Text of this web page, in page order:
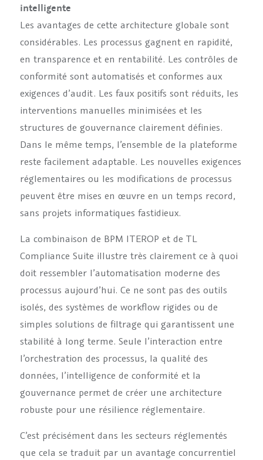
intelligente
Les avantages de cette architecture globale sont
considérables. Les processus gagnent en rapidité,
en transparence et en rentabilité. Les contrôles de
conformité sont automatisés et conformes aux
exigences d’audit. Les faux positifs sont réduits, les
interventions manuelles minimisées et les
structures de gouvernance clairement définies.
Dans le même temps, l’ensemble de la plateforme
reste facilement adaptable. Les nouvelles exigences
réglementaires ou les modifications de processus
peuvent être mises en œuvre en un temps record,
sans projets informatiques fastidieux.
La combinaison de BPM ITEROP et de TL
Compliance Suite illustre très clairement ce à quoi
doit ressembler l’automatisation moderne des
processus aujourd’hui. Ce ne sont pas des outils
isolés, des systèmes de workflow rigides ou de
simples solutions de filtrage qui garantissent une
stabilité à long terme. Seule l’interaction entre
l’orchestration des processus, la qualité des
données, l’intelligence de conformité et la
gouvernance permet de créer une architecture
robuste pour une résilience réglementaire.
C’est précisément dans les secteurs réglementés
que cela se traduit par un avantage concurrentiel